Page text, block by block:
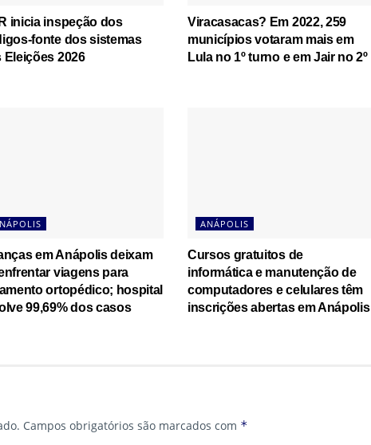
inicia inspeção dos
fonte dos sistemas
Eleições 2026
Viracasacas? Em 2022, 259
municípios votaram mais em
Lula no 1º turno e em Jair no 2º
em Anápolis deixam
viagens para
ortopédico; hospital
99,69% dos casos
ANÁPOLIS
Cursos gratuitos de
informática e manutenção de
computadores e celulares têm
inscrições abertas em Anápolis
Campos obrigatórios são marcados com *